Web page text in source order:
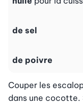
de sel
de poivre
Couper les
dans une cocotte.